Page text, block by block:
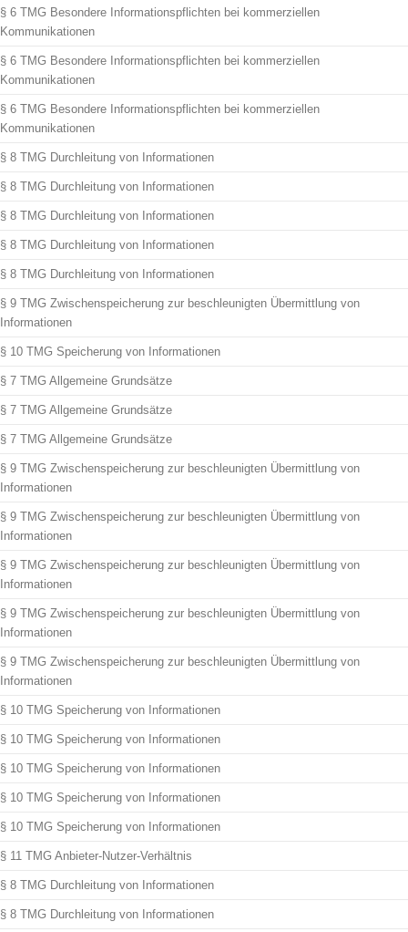
§ 6 TMG Besondere Informationspflichten bei kommerziellen
Kommunikationen
§ 6 TMG Besondere Informationspflichten bei kommerziellen
Kommunikationen
§ 6 TMG Besondere Informationspflichten bei kommerziellen
Kommunikationen
§ 8 TMG Durchleitung von Informationen
§ 8 TMG Durchleitung von Informationen
§ 8 TMG Durchleitung von Informationen
§ 8 TMG Durchleitung von Informationen
§ 8 TMG Durchleitung von Informationen
§ 9 TMG Zwischenspeicherung zur beschleunigten Übermittlung von
Informationen
§ 10 TMG Speicherung von Informationen
§ 7 TMG Allgemeine Grundsätze
§ 7 TMG Allgemeine Grundsätze
§ 7 TMG Allgemeine Grundsätze
§ 9 TMG Zwischenspeicherung zur beschleunigten Übermittlung von
Informationen
§ 9 TMG Zwischenspeicherung zur beschleunigten Übermittlung von
Informationen
§ 9 TMG Zwischenspeicherung zur beschleunigten Übermittlung von
Informationen
§ 9 TMG Zwischenspeicherung zur beschleunigten Übermittlung von
Informationen
§ 9 TMG Zwischenspeicherung zur beschleunigten Übermittlung von
Informationen
§ 10 TMG Speicherung von Informationen
§ 10 TMG Speicherung von Informationen
§ 10 TMG Speicherung von Informationen
§ 10 TMG Speicherung von Informationen
§ 10 TMG Speicherung von Informationen
§ 11 TMG Anbieter-Nutzer-Verhältnis
§ 8 TMG Durchleitung von Informationen
§ 8 TMG Durchleitung von Informationen